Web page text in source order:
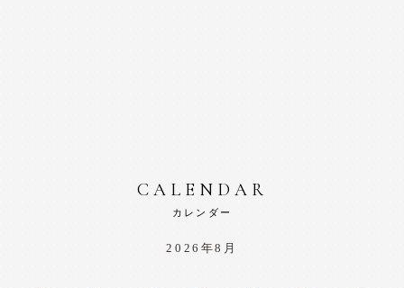
CALENDAR
カレンダー
2026年8月